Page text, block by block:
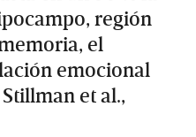
región
el
emocional
et al.,